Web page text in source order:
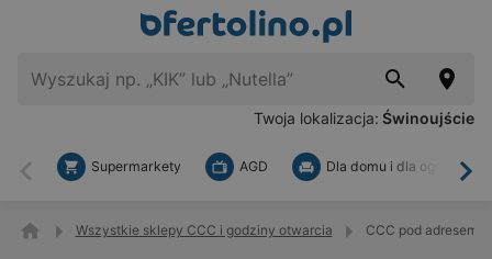
Twoja lokalizacja: Świnoujście
Wstecz
Supermarkety AGD Dla domu i dla ogrodu
Wszystkie sklepy CCC i godziny otwarcia CCC pod adresem